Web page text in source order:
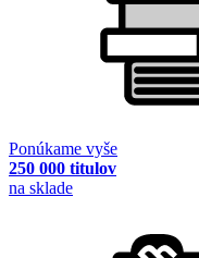
Ponúkame vyše
250 000 titulov
na sklade